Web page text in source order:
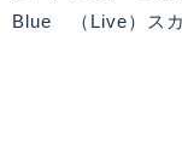
Blue （Live）スカ